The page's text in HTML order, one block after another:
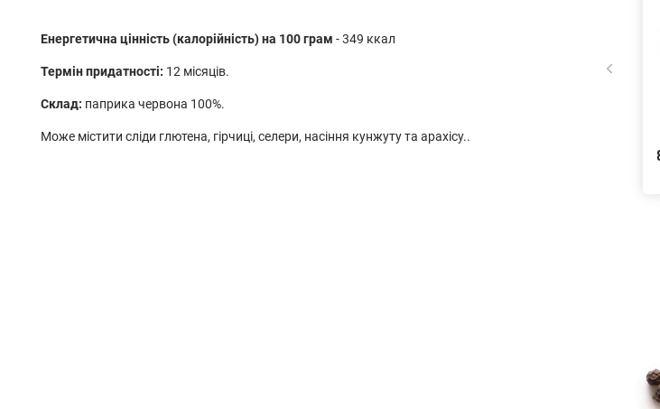
Енергетична цінність (калорійність) на 100 грам - 349 ккал
Термін придатності: 12 місяців.
Склад: паприка червона 100%.
Може містити сліди глютена, гірчиці, селери, насіння кунжуту та арахісу..